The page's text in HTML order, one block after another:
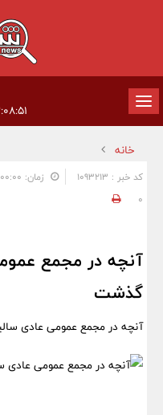
تغییر
وضعیت
ناوبری
خانه
کد خبر : 1093213 زمان: ۰۰:۰۰:۰۰ - تاریخ: ۱۴۰۳/۰۴/۱۹
0
آنچه در مجمع
گذشت
آنچه در مجمع عمومی عادی